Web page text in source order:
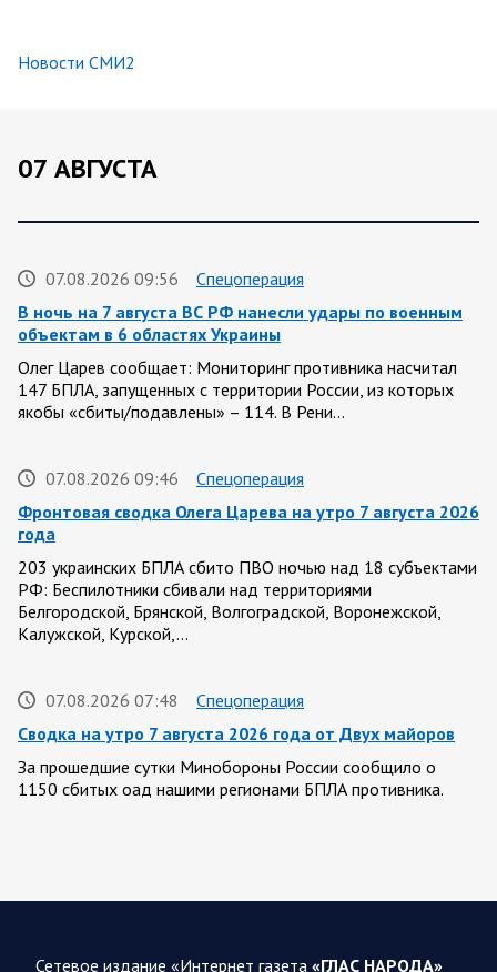
Новости СМИ2
07 АВГУСТА
07.08.2026 09:56
Спецоперация
В ночь на 7 августа ВС РФ нанесли удары по военным
объектам в 6 областях Украины
Олег Царев сообщает: Мониторинг противника насчитал
147 БПЛА, запущенных с территории России, из которых
якобы «сбиты/подавлены» – 114. В Рени…
07.08.2026 09:46
Спецоперация
Фронтовая сводка Олега Царева на утро 7 августа 2026
года
203 украинских БПЛА сбито ПВО ночью над 18 субъектами
РФ: Беспилотники сбивали над территориями
Белгородской, Брянской, Волгоградской, Воронежской,
Калужской, Курской,…
07.08.2026 07:48
Спецоперация
Сводка на утро 7 августа 2026 года от Двух майоров
За прошедшие сутки Минобороны России сообщило о
1150 сбитых оад нашими регионами БПЛА противника.
За прошедшие сутки армия трусов и убийц, будучи не в
Сетевое издание «Интернет газета «ГЛАС НАРОДА»